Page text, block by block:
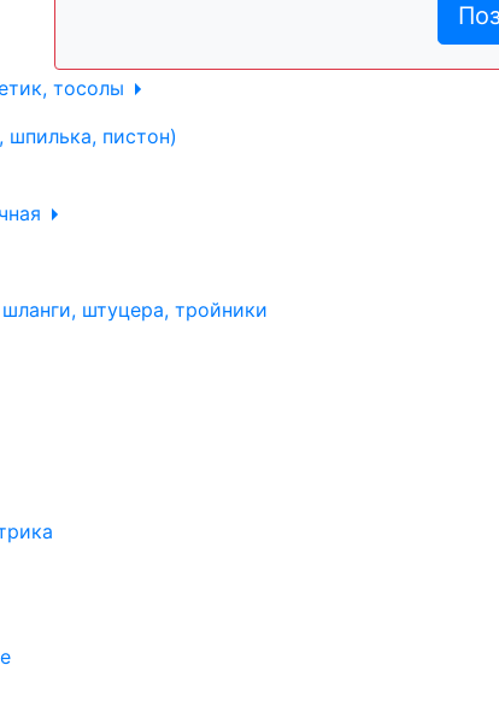
тосолы
шпилька, пистон)
штуцера, тройники